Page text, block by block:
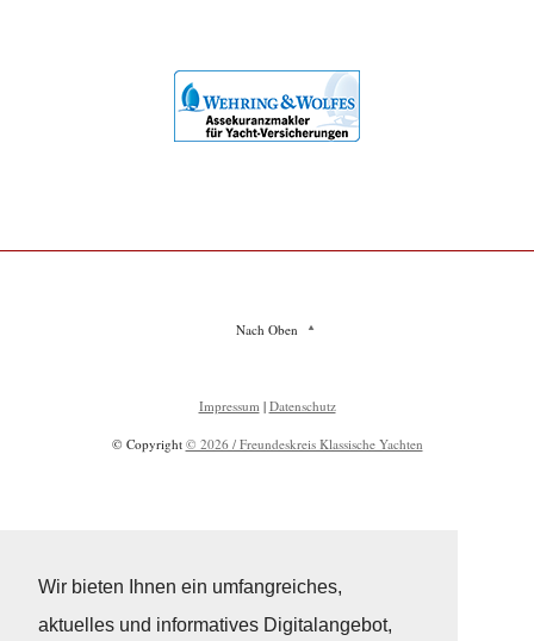
Wir bieten Ihnen ein umfangreiches,
aktuelles und informatives Digitalangebot,
Nach Oben
Impressum | Datenschutz
© Copyright © 2026 / Freundeskreis Klassische Yachten